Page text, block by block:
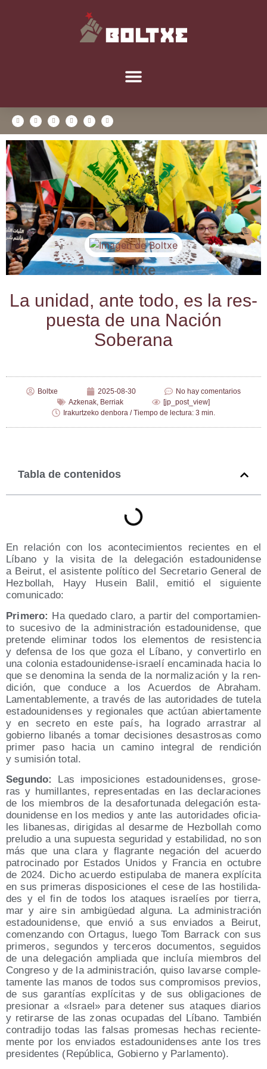
Boltxe
La uni­dad, ante todo, es la res­
pues­ta de una Nación
Soberana
Boltxe 2025-08-30
No hay comentarios
Azkenak, Berriak
[jp_post_view]
Irakurtzeko denbora / Tiempo de lectura: 3 min.
Tabla de contenidos
En rela­ción con los acon­te­ci­mien­tos recien­tes en el
Líbano y la visi­ta de la dele­ga­ción esta­dou­ni­den­se
a Bei­rut, el asis­ten­te polí­ti­co del Secre­ta­rio Gene­ral de
Hez­bo­llah, Hayy Husein Balil, emi­tió el siguien­te
comunicado:
Pri­me­ro: Ha que­da­do cla­ro, a par­tir del com­por­ta­mien­
to suce­si­vo de la admi­nis­tra­ción esta­dou­ni­den­se, que
pre­ten­de eli­mi­nar todos los ele­men­tos de resis­ten­cia
y defen­sa de los que goza el Líbano, y con­ver­tir­lo en
una colo­nia esta­­­dou­­­ni­­­de­­n­­­se-israe­­­lí enca­mi­na­da hacia lo
que se deno­mi­na la sen­da de la nor­ma­li­za­ción y la ren­
di­ción, que con­du­ce a los Acuer­dos de Abraham.
Lamen­ta­ble­men­te, a tra­vés de las auto­ri­da­des de tute­la
esta­dou­ni­den­ses y regio­na­les que actúan abier­ta­men­te
y en secre­to en este país, ha logra­do arras­trar al
gobierno liba­nés a tomar deci­sio­nes desas­tro­sas como
pri­mer paso hacia un camino inte­gral de ren­di­ción
y sumi­sión total.
Segun­do:
Las impo­si­cio­nes esta­dou­ni­den­ses, gro­se­
ras y humi­llan­tes, repre­sen­ta­das en las decla­ra­cio­nes
de los miem­bros de la des­afor­tu­na­da dele­ga­ción esta­
dou­ni­den­se en los medios y ante las auto­ri­da­des ofi­cia­
les liba­ne­sas, diri­gi­das al desar­me de Hez­bo­llah como
pre­lu­dio a una supues­ta segu­ri­dad y esta­bi­li­dad, no son
más que una cla­ra y fla­gran­te nega­ción del acuer­do
patro­ci­na­do por Esta­dos Uni­dos y Fran­cia en octu­bre
de 2024. Dicho acuer­do esti­pu­la­ba de mane­ra explí­ci­ta
en sus pri­me­ras dis­po­si­cio­nes el cese de las hos­ti­li­da­
des y el fin de todos los ata­ques israe­líes por tie­rra,
mar y aire sin ambi­güe­dad algu­na. La admi­nis­tra­ción
esta­dou­ni­den­se, que envió a sus envia­dos a Bei­rut,
comen­zan­do con Orta­gus, lue­go Tom Barrack con sus
pri­me­ros, segun­dos y ter­ce­ros docu­men­tos, segui­dos
de una dele­ga­ción amplia­da que incluía miem­bros del
Con­gre­so y de la admi­nis­tra­ción, qui­so lavar­se com­ple­
ta­men­te las manos de todos sus com­pro­mi­sos pre­vios,
de sus garan­tías explí­ci­tas y de sus obli­ga­cio­nes de
pre­sio­nar a «Israel» para dete­ner sus ata­ques dia­rios
y reti­rar­se de las zonas ocu­pa­das del Líbano. Tam­bién
con­tra­di­jo todas las fal­sas pro­me­sas hechas recien­te­
men­te por los envia­dos esta­dou­ni­den­ses ante los tres
pre­si­den­tes (Repú­bli­ca, Gobierno y Parlamento).